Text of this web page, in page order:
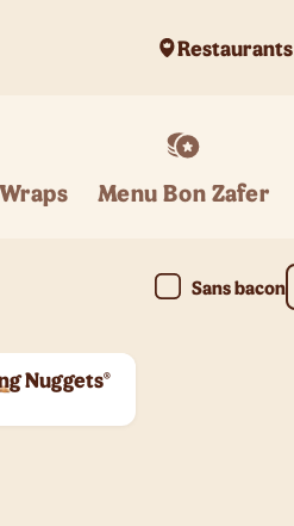
Restaurants
Menu Bon Zafer
Sans bacon
Nuggets®